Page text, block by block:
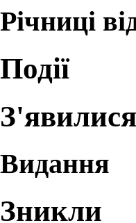
Річниці
Події
З'явилися
Видання
Зникли